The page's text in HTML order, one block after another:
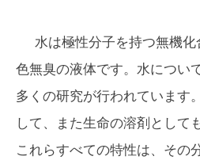
水は極性分子を持つ無機
色無臭の液体です。水につい
多くの研究が行われています
して、また生命の溶剤として
これらすべての特性は、その